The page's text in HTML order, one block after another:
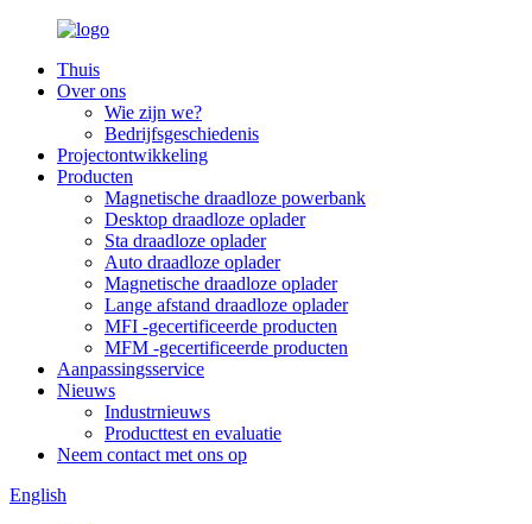
Thuis
Over ons
Wie zijn we?
Bedrijfsgeschiedenis
Projectontwikkeling
Producten
Magnetische draadloze powerbank
Desktop draadloze oplader
Sta draadloze oplader
Auto draadloze oplader
Magnetische draadloze oplader
Lange afstand draadloze oplader
MFI -gecertificeerde producten
MFM -gecertificeerde producten
Aanpassingsservice
Nieuws
Industrnieuws
Producttest en evaluatie
Neem contact met ons op
English